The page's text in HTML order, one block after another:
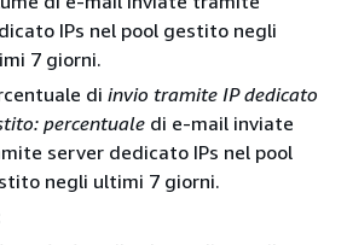
IPs nel pool gestito negli
7 giorni.
di invio tramite IP dedicato
percentuale di e-mail inviate
server dedicato IPs nel pool
negli ultimi 7 giorni.